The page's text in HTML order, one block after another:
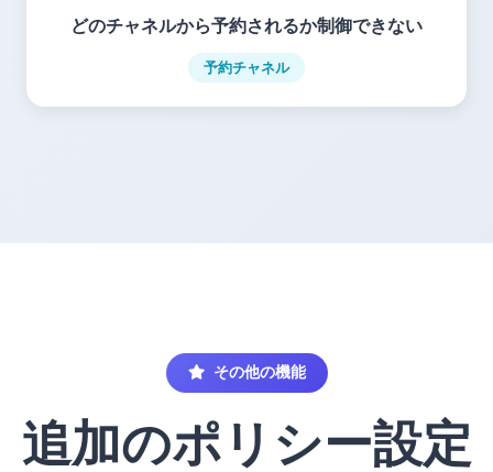
どのチャネルから予約されるか制御できない
予約チャネル
その他の機能
追加のポリシー設定